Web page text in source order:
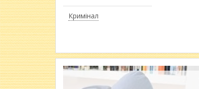
Кримінал